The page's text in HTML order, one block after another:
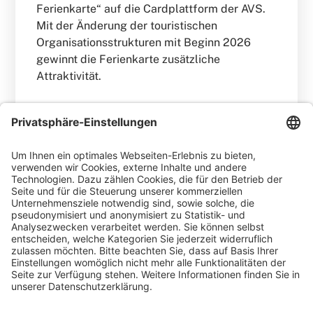
Ferienkarte“ auf die Cardplattform der AVS.
Mit der Änderung der touristischen
Organisationsstrukturen mit Beginn 2026
gewinnt die Ferienkarte zusätzliche
Attraktivität.
WEITERLESEN
Blog Gero Weidlich
Zusammenarbeit mit dem
Reservierungsportal Holidu